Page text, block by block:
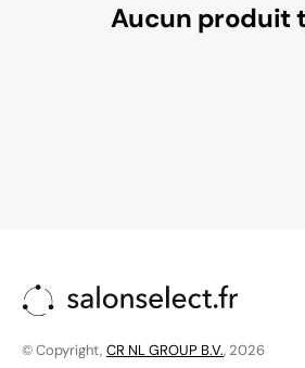
Aucun produit
© Copyright, CR NL GROUP B.V., 2026